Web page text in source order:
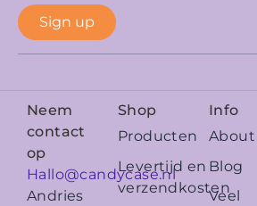
Sign up
Neem
contact
op
Hallo@candycase.nl
Andries
Shop
Producten
Levertijd en
verzendkosten
Info
About
Blog
Veel